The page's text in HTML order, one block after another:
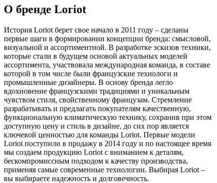
О бренде Loriot
История Loriot берет свое начало в 2011 году – сделаны
первые шаги в формировании концепции бренда: смысловой,
визуальной и ассортиментной. В разработке эскизов техники,
которые стали в будущем основой актуальных моделей
ассортимента, участвовала международная команда, в составе
которой в том числе были французские технологи и
промышленные дизайнеры. В основу бренда легло
вдохновение французскими традициями и уникальным
чувством стиля, свойственному французам. Стремление
разрабатывать и предлагать покупателям качественную,
функциональную климатическую технику, сохранив при этом
доступную цену и стиль в дизайне, до сих пор является
ключевой ценностью для команды Loriot. Первые модели
Loriot поступили в продажу в 2014 году и по настоящее время
мы создаем продукцию Loriot с вниманием к деталям,
бескомпромиссным подходом к качеству производства,
применяя самые современные технологии. Выбирая Loriot –
вы выбираете надежность и долговечность.